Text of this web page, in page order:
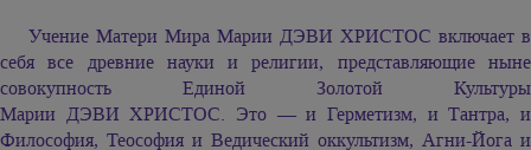
Учение Матери Мира Марии ДЭВИ ХРИСТОС включает в
себя все древние науки и религии, представляющие ныне
совокупность Единой Золотой Культуры
Марии ДЭВИ ХРИСТОС. Это — и Герметизм, и Тантра, и
Философия, Теософия и Ведический оккультизм, Агни-Йога и